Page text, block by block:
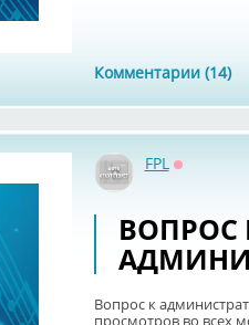
Комментарии (14)
FPL
ВОПРОС
Вопрос к
просмотров во всех